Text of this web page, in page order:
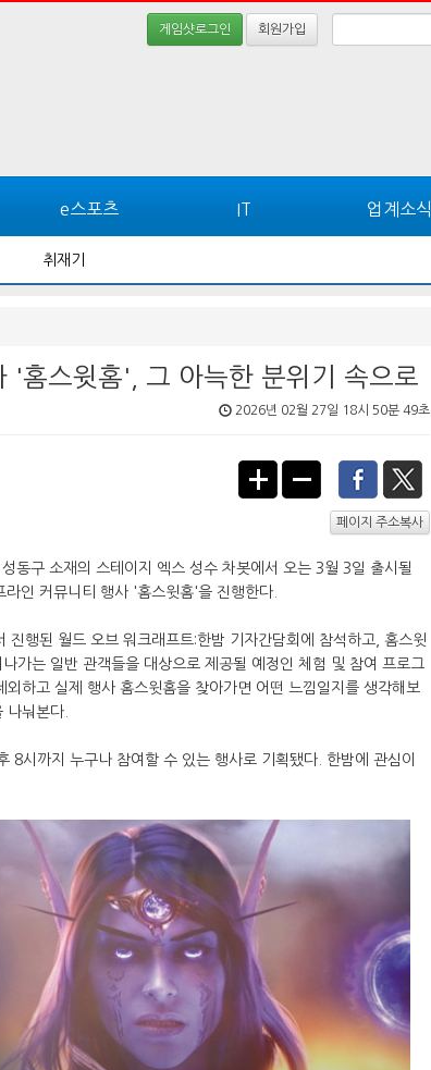
게임샷로그인 회원가입
e스포츠 IT 업계소식
취재기
'홈스윗홈', 그 아늑한 분위기 속으로
2026년 02월 27일 18시 50분 49초
페이지 주소복사
동구 소재의 스테이지 엑스 성수 차봇에서 오는 3월 3일 출시될
인 커뮤니티 행사 '홈스윗홈'을 진행한다.
진행된 월드 오브 워크래프트:한밤 기자간담회에 참석하고, 홈스윗
가는 일반 관객들을 대상으로 제공될 예정인 체험 및 참여 프로그
하고 실제 행사 홈스윗홈을 찾아가면 어떤 느낌일지를 생각해보
나눠본다.
8시까지 누구나 참여할 수 있는 행사로 기획됐다. 한밤에 관심이